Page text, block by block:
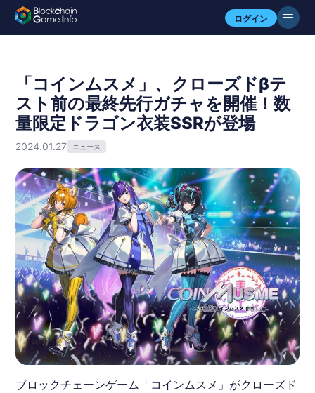
ログイン
「コインムスメ」、クローズドβテ
スト前の最終先行ガチャを開催！数
量限定ドラゴン衣装SSRが登場
2024.01.27 ニュース
ブロックチェーンゲーム「コインムスメ」がクローズド